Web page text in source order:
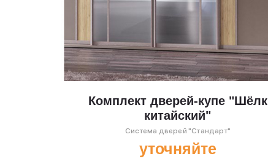
Комплект дверей-купе "Шёлк
китайский"
Система дверей "Стандарт"
уточняйте